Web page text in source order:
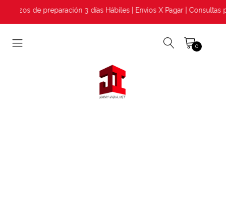
de preparación 3 días Hábiles | Envios X Pagar | Consultas
0